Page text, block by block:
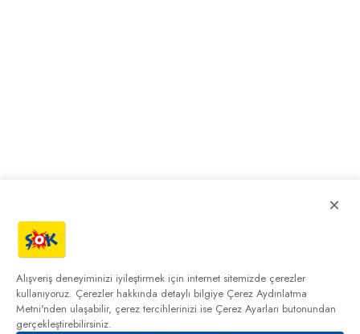
×
Alışveriş deneyiminizi iyileştirmek için internet sitemizde çerezler
kullanıyoruz. Çerezler hakkında detaylı bilgiye Çerez Aydınlatma
Metni'nden ulaşabilir, çerez tercihlerinizi ise Çerez Ayarları butonundan
gerçekleştirebilirsiniz.